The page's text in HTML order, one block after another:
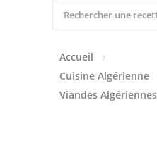
Entrées Froides
Tajines
Accueil
Cuisine Algérienne
Viandes Algériennes